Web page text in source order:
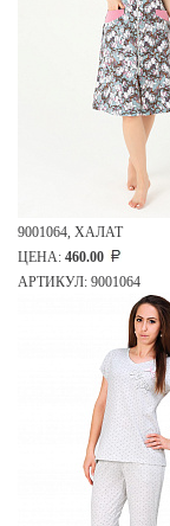
9001064, ХАЛАТ
ЦЕНА: 460.00
АРТИКУЛ: 9001064